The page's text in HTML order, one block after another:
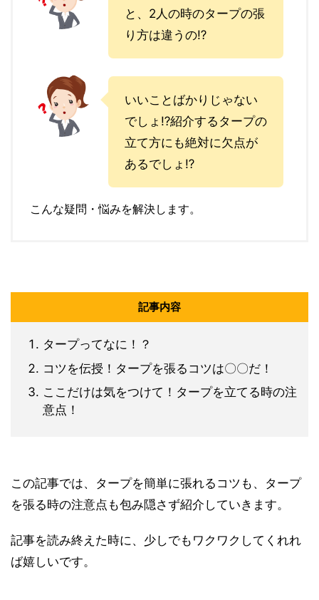
と、2人の時のタープの張
り方は違うの⁉︎
いいことばかりじゃない
でしょ⁉︎紹介するタープの
立て方にも絶対に欠点が
あるでしょ⁉︎
こんな疑問・悩みを解決します。
記事内容
タープってなに！？
コツを伝授！タープを張るコツは〇〇だ！
ここだけは気をつけて！タープを立てる時の注
意点！
この記事では、タープを簡単に張れるコツも、タープ
を張る時の注意点も包み隠さず紹介していきます。
記事を読み終えた時に、少しでもワクワクしてくれれ
ば嬉しいです。